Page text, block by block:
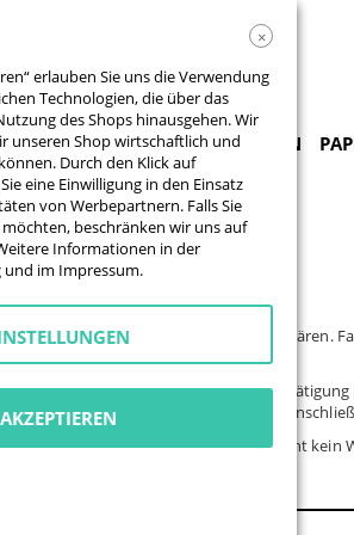
BANNER FAHNEN
für widerrufsberechtigte Artikel erklären.
Bestellung.
Sie automatisch eine
weiter bearbeitet wird, prüfen wir
individuell angefertigte Produkte besteht kein
×
erlauben Sie uns die Verwendung
Technologien, die über das
des Shops hinausgehen. Wir
unseren Shop wirtschaftlich und
Durch den Klick auf
eine Einwilligung in den Einsatz
von Werbepartnern. Falls Sie
möchten, beschränken wir uns auf
Informationen in der
und im Impressum.
AKZEPTIEREN